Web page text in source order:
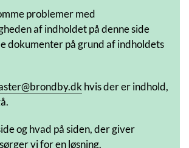
problemer med
af indholdet på denne side
dokumenter på grund af indholdets
hvis der er indhold,
og hvad på siden, der giver
vi for en løsning.